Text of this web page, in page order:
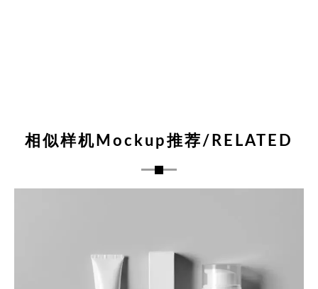
相似样机Mockup推荐/RELATED